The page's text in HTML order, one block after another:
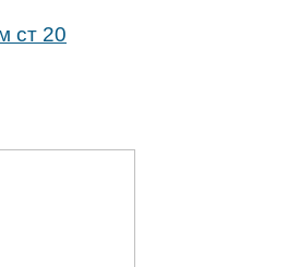
ст 20